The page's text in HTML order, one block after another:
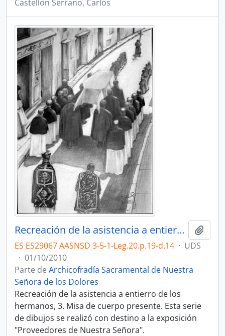
Castellón Serrano, Carlos
Recreación de la asistencia a entierro de los hermanos, 3.
ES ES29067 AASNSD 3-5-1-Leg.20.p.19-d.14 · UDS
· 01/10/2010
Parte de Archicofradía Sacramental de Nuestra
Señora de los Dolores
Recreación de la asistencia a entierro de los
hermanos, 3. Misa de cuerpo presente. Esta serie
de dibujos se realizó con destino a la exposición
"Proveedores de Nuestra Señora".